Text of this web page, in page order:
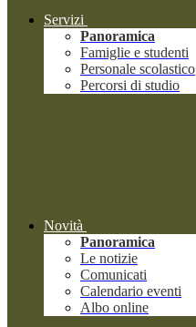
Servizi
Panoramica
Famiglie e studenti
Personale scolastico
Percorsi di studio
Novità
Panoramica
Le notizie
Comunicati
Calendario eventi
Albo online